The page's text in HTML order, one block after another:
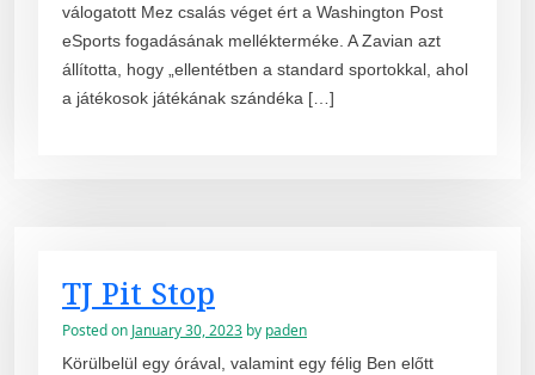
válogatott Mez csalás véget ért a Washington Post
eSports fogadásának mellékterméke. A Zavian azt
állította, hogy „ellentétben a standard sportokkal, ahol
a játékosok játékának szándéka […]
TJ Pit Stop
Posted on January 30, 2023 by paden
Körülbelül egy órával, valamint egy félig Ben előtt